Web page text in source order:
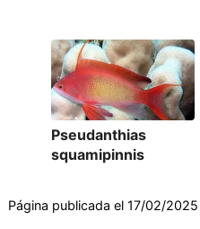
Pseudanthias
squamipinnis
Página publicada el 17/02/